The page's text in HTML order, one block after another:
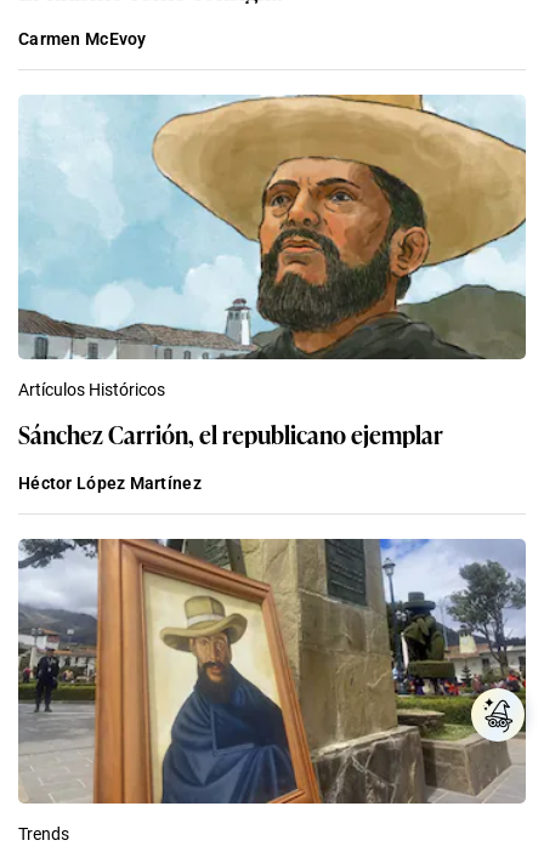
Carmen McEvoy
Artículos Históricos
Sánchez Carrión, el republicano ejemplar
Héctor López Martínez
Trends